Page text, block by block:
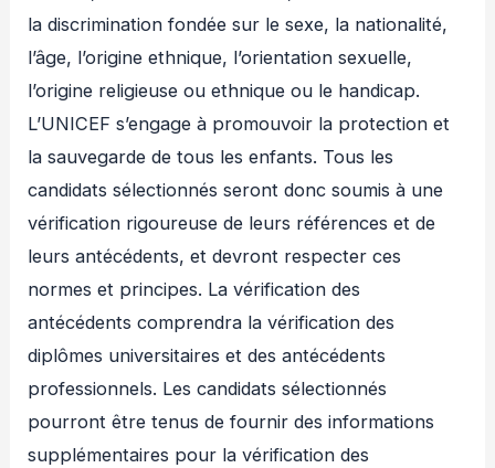
la discrimination fondée sur le sexe, la nationalité,
l’âge, l’origine ethnique, l’orientation sexuelle,
l’origine religieuse ou ethnique ou le handicap.
L’UNICEF s’engage à promouvoir la protection et
la sauvegarde de tous les enfants. Tous les
candidats sélectionnés seront donc soumis à une
vérification rigoureuse de leurs références et de
leurs antécédents, et devront respecter ces
normes et principes. La vérification des
antécédents comprendra la vérification des
diplômes universitaires et des antécédents
professionnels. Les candidats sélectionnés
pourront être tenus de fournir des informations
supplémentaires pour la vérification des